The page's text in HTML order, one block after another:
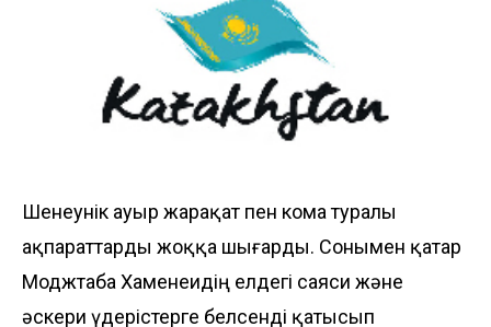
Шенеунік ауыр жарақат пен кома туралы
ақпараттарды жоққа шығарды. Сонымен қатар
Моджтаба Хаменеидің елдегі саяси және
әскери үдерістерге белсенді қатысып